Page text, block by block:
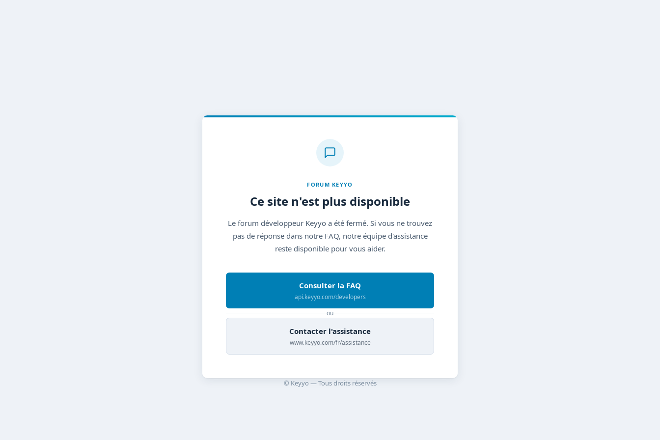
FORUM KEYYO
Ce site n'est plus disponible
Le forum développeur Keyyo a été fermé. Si vous ne trouvez
pas de réponse dans notre FAQ, notre équipe d'assistance
reste disponible pour vous aider.
Consulter la FAQ
api.keyyo.com/developers
ou
Contacter l'assistance
www.keyyo.com/fr/assistance
© Keyyo — Tous droits réservés